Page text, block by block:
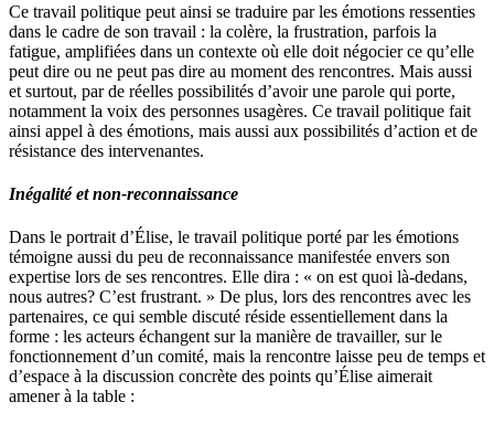
Ce travail politique peut ainsi se traduire par les émotions ressenties
dans le cadre de son travail : la colère, la frustration, parfois la
fatigue, amplifiées dans un contexte où elle doit négocier ce qu’elle
peut dire ou ne peut pas dire au moment des rencontres. Mais aussi
et surtout, par de réelles possibilités d’avoir une parole qui porte,
notamment la voix des personnes usagères. Ce travail politique fait
ainsi appel à des émotions, mais aussi aux possibilités d’action et de
résistance des intervenantes.
Inégalité et non-reconnaissance
Dans le portrait d’Élise, le travail politique porté par les émotions
témoigne aussi du peu de reconnaissance manifestée envers son
expertise lors de ses rencontres. Elle dira : « on est quoi là-dedans,
nous autres? C’est frustrant. » De plus, lors des rencontres avec les
partenaires, ce qui semble discuté réside essentiellement dans la
forme : les acteurs échangent sur la manière de travailler, sur le
fonctionnement d’un comité, mais la rencontre laisse peu de temps et
d’espace à la discussion concrète des points qu’Élise aimerait
amener à la table :